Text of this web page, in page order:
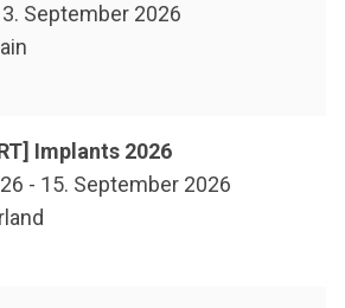
3. September 2026
Implants 2026
- 15. September 2026